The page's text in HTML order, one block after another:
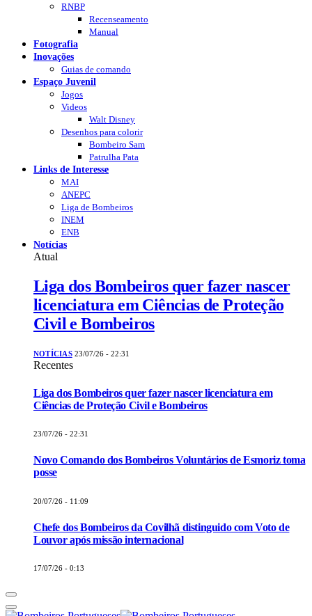
RNBP
Recenseamento
Manual
Fotografia
Inovações
Guias de comando
Espaço Juvenil
Jogos
Videos
Walt Disney
Desenhos para colorir
Bombeiro Sam
Patrulha Pata
Links de Interesse
MAI
ANEPC
Liga de Bombeiros
INEM
ENB
Notícias
Atual
Liga dos Bombeiros quer fazer nascer
licenciatura em Ciências de Proteção
Civil e Bombeiros
NOTÍCIAS 23/07/26 - 22:31
Recentes
Liga dos Bombeiros quer fazer nascer licenciatura em
Ciências de Proteção Civil e Bombeiros
23/07/26 - 22:31
Novo Comando dos Bombeiros Voluntários de Esmoriz toma
posse
20/07/26 - 11:09
Chefe dos Bombeiros da Covilhã distinguido com Voto de
Louvor após missão internacional
17/07/26 - 0:13